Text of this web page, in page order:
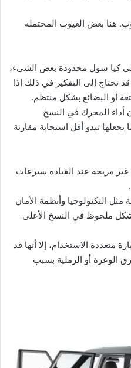
هنا بعض العيوب المحتملة
كيا سول محدودة بعض الشيء،
تحتاج إلى التفكير في ذلك إذا
أو البضائع بشكل منتظم.
أداء المحرك في النسخ
تبدو أقل استجابة مقارنة
مريحة عند القيادة بسرعات
التكنولوجيا وأنظمة الأمان
بشكل ملحوظ في النسخ الأعلى
متعددة الاستخدام، إلا أنها قد
الوعرة أو الرملية بسبب